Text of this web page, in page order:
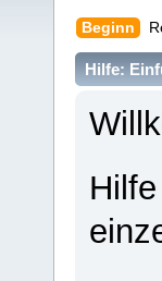
Beginn
Hilfe: